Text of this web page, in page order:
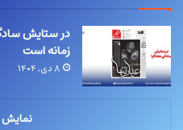
در ستایش
زمانه است
۸ دی, ۱۴۰۴
نمایش